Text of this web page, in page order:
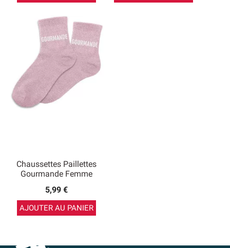
Chaussettes Paillettes
Gourmande Femme
5,99 €
AJOUTER AU PANIER